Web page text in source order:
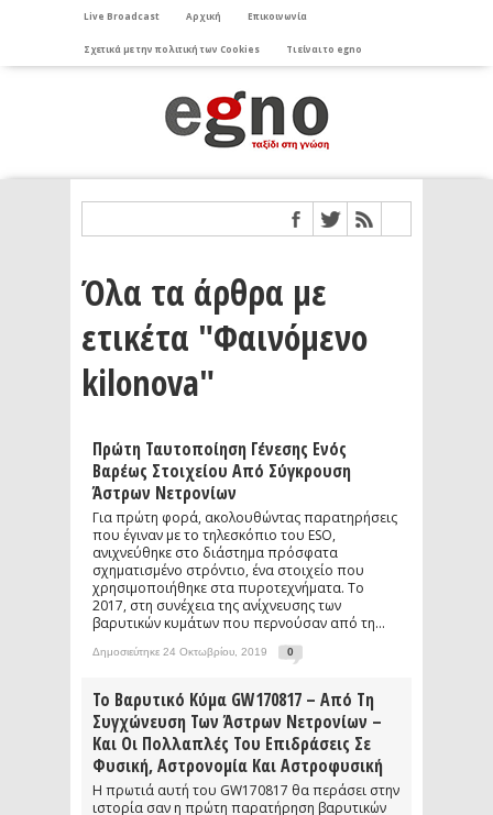
Live Broadcast Αρχική Επικοινωνία
Σχετικά με την πολιτική των Cookies Τι είναι το egno
Όλα τα άρθρα με
ετικέτα "Φαινόμενο
kilonova"
Πρώτη Ταυτοποίηση Γένεσης Ενός
Βαρέως Στοιχείου Από Σύγκρουση
Άστρων Νετρονίων
Για πρώτη φορά, ακολουθώντας παρατηρήσεις
που έγιναν με το τηλεσκόπιο του ESO,
ανιχνεύθηκε στο διάστημα πρόσφατα
σχηματισμένο στρόντιο, ένα στοιχείο που
χρησιμοποιήθηκε στα πυροτεχνήματα. Το
2017, στη συνέχεια της ανίχνευσης των
βαρυτικών κυμάτων που περνούσαν από τη...
Δημοσιεύτηκε 24 Οκτωβρίου, 2019 0
Το Βαρυτικό Κύμα GW170817 – Από Τη
Συγχώνευση Των Άστρων Νετρονίων –
Και Οι Πολλαπλές Του Επιδράσεις Σε
Φυσική, Αστρονομία Και Αστροφυσική
Η πρωτιά αυτή του GW170817 θα περάσει στην
ιστορία σαν η πρώτη παρατήρηση βαρυτικών